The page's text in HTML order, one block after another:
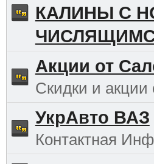
КАЛИНЫ С
Акции от
Скидки и акции
УкрАвто ВАЗ
Контактная